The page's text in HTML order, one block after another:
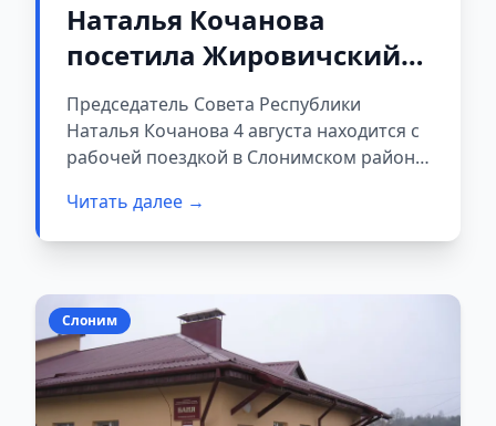
Наталья Кочанова
посетила Жировичский
монастырь и провела
встречу с
председателями местных
Советов депутатов
Председатель Совета Республики
Наталья Кочанова 4 августа находится с
рабочей поездкой в Слонимском районе.
традиционной ежеквартальной встрече с
председателями местных Советов
проходит на территории Свято-
Успенского Жировичского монастыря.
Читать далее →
Слоним